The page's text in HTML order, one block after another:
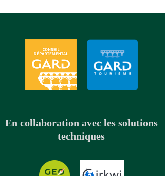
En collaboration avec les solutions
techniques